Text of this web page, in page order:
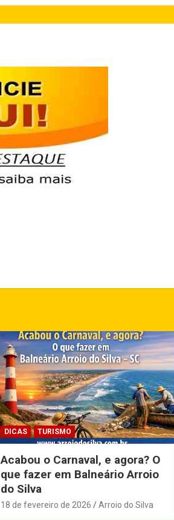
DICAS TURISMO
Acabou o Carnaval, e agora? O
que fazer em Balneário Arroio
do Silva
18 de fevereiro de 2026 Arroio do Silva